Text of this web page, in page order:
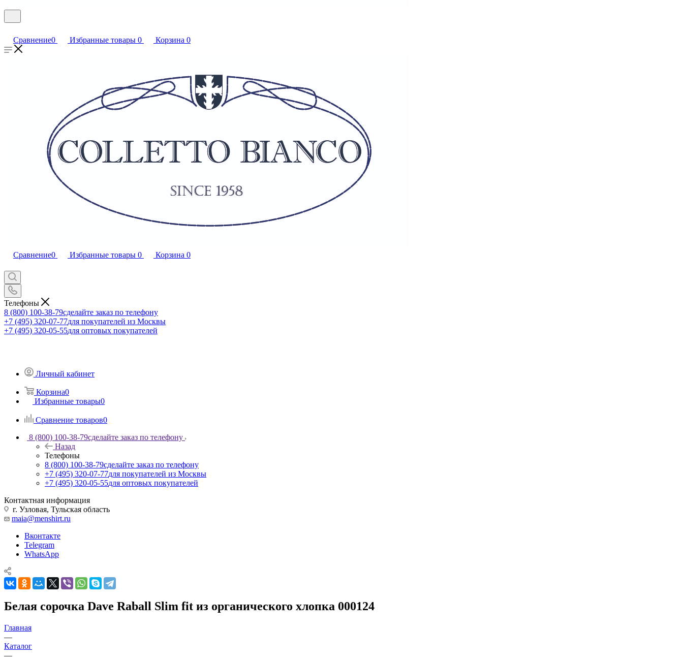
Сравнение0 Избранные товары 0 Корзина 0
Сравнение0 Избранные товары 0 Корзина 0
Телефоны
8 (800) 100-38-79сделайте заказ по телефону
+7 (495) 320-07-77для покупателей из Москвы
+7 (495) 320-05-55для оптовых покупателей
Личный кабинет
Корзина0
Избранные товары0
Сравнение товаров0
8 (800) 100-38-79сделайте заказ по телефону
Назад
Телефоны
8 (800) 100-38-79сделайте заказ по телефону
+7 (495) 320-07-77для покупателей из Москвы
+7 (495) 320-05-55для оптовых покупателей
Контактная информация
г. Узловая, Тульская область
maia@menshirt.ru
Вконтакте
Telegram
WhatsApp
Белая сорочка Dave Raball Slim fit из органического хлопка 000124
Главная
—
Каталог
—